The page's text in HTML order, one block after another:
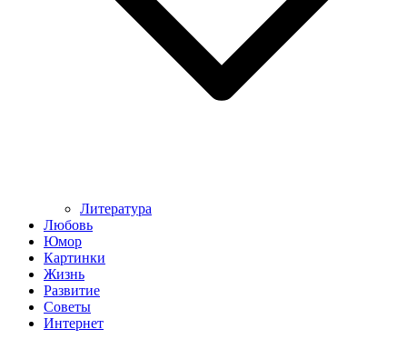
Литература
Любовь
Юмор
Картинки
Жизнь
Развитие
Советы
Интернет